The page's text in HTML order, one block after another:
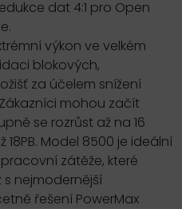
dat 4:1 pro Open
výkon ve velkém
blokových,
za účelem snížení
mohou začít
se rozrůst až na 16
Model 8500 je ideální
zátěže, které
nejmodernější
řešení PowerMax